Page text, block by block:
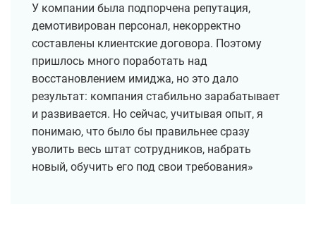
У компании была подпорчена репутация,
демотивирован персонал, некорректно
составлены клиентские договора. Поэтому
пришлось много поработать над
восстановлением имиджа, но это дало
результат: компания стабильно зарабатывает
и развивается. Но сейчас, учитывая опыт, я
понимаю, что было бы правильнее сразу
уволить весь штат сотрудников, набрать
новый, обучить его под свои требования»